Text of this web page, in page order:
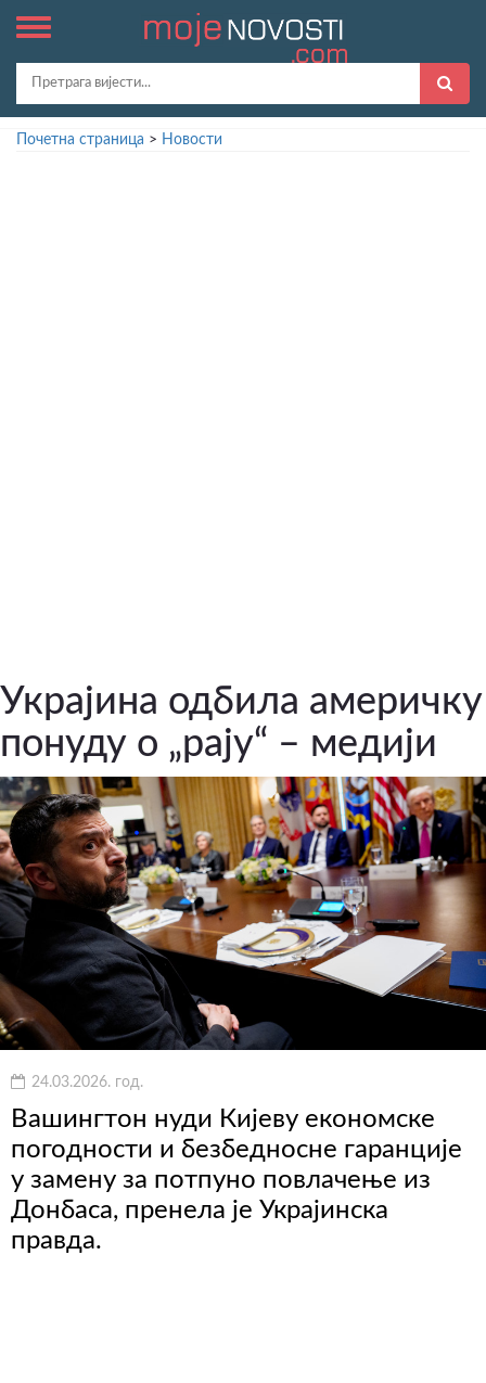
Почетна страница > Новости
Украјина одбила америчку
понуду о „рају“ – медији
24.03.2026. год.
Вашингтон нуди Кијеву економске
погодности и безбедносне гаранције
у замену за потпуно повлачење из
Донбаса, пренела је Украјинска
правда.